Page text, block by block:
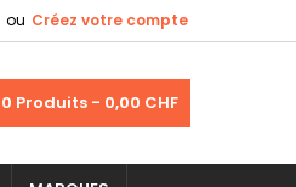
ou Créez votre compte
0 Produits - 0,00 CHF